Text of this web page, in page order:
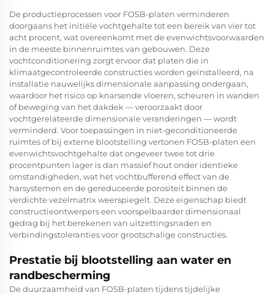
De productieprocessen voor FOSB-platen verminderen
doorgaans het initiële vochtgehalte tot een bereik van vier tot
acht procent, wat overeenkomt met de evenwichtsvoorwaarden
in de meeste binnenruimtes van gebouwen. Deze
vochtconditionering zorgt ervoor dat platen die in
klimaatgecontroleerde constructies worden geïnstalleerd, na
installatie nauwelijks dimensionale aanpassing ondergaan,
waardoor het risico op knarsende vloeren, scheuren in wanden
of beweging van het dakdek — veroorzaakt door
vochtgerelateerde dimensionale veranderingen — wordt
verminderd. Voor toepassingen in niet-geconditioneerde
ruimtes of bij externe blootstelling vertonen FOSB-platen een
evenwichtsvochtgehalte dat ongeveer twee tot drie
procentpunten lager is dan massief hout onder identieke
omstandigheden, wat het vochtbufferend effect van de
harsystemen en de gereduceerde porositeit binnen de
verdichte vezelmatrix weerspiegelt. Deze eigenschap biedt
constructieontwerpers een voorspelbaarder dimensionaal
gedrag bij het berekenen van uitzettingsnaden en
verbindingstoleranties voor grootschalige constructies.
Prestatie bij blootstelling aan water en
randbescherming
De duurzaamheid van FOSB-platen tijdens tijdelijke